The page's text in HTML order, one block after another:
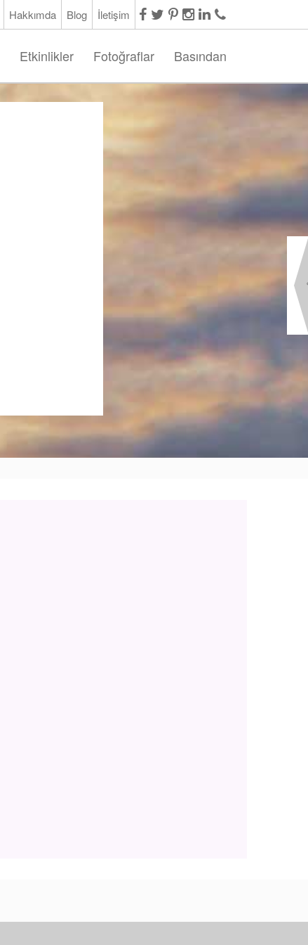
Hakkımda Blog İletişim
Etkinlikler Fotoğraflar Basından